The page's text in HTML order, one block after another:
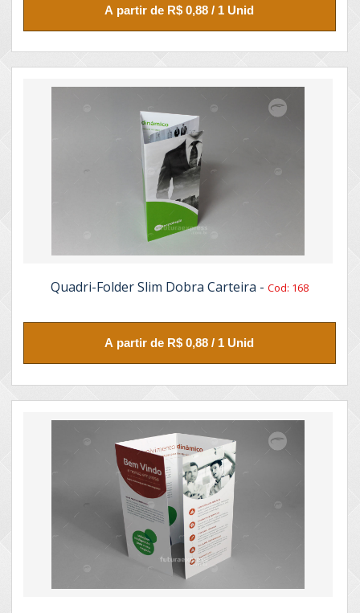
A partir de R$ 0,88 / 1 Unid
Quadri-Folder Slim Dobra Carteira - Cod: 168
A partir de R$ 0,88 / 1 Unid